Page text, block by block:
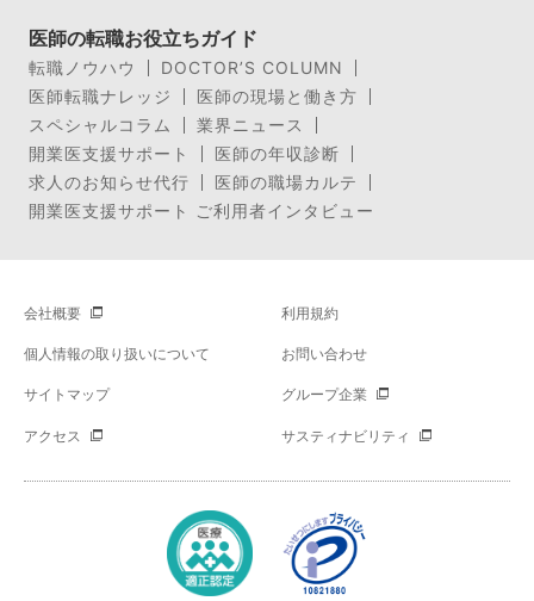
医師の転職お役立ちガイド
転職ノウハウ
DOCTOR’S COLUMN
医師転職ナレッジ
医師の現場と働き方
スペシャルコラム
業界ニュース
開業医支援サポート
医師の年収診断
求人のお知らせ代行
医師の職場カルテ
開業医支援サポート ご利用者インタビュー
会社概要 利用規約
個人情報の取り扱いについて お問い合わせ
サイトマップ グループ企業
アクセス サスティナビリティ